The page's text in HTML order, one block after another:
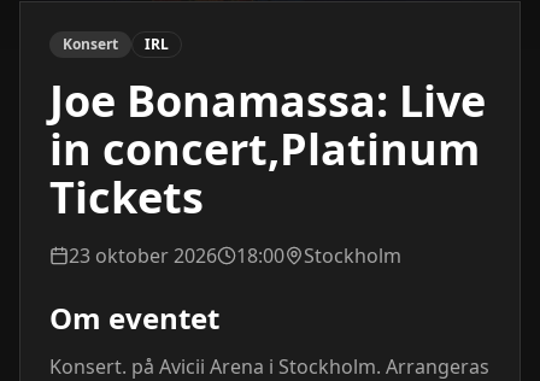
Konsert IRL
Joe Bonamassa: Live
in concert,Platinum
Tickets
23 oktober 2026 18:00 Stockholm
Om eventet
Konsert. på Avicii Arena i Stockholm. Arrangeras